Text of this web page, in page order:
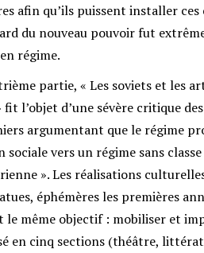
afin qu’ils puissent installer ces
du nouveau pouvoir fut
régime.
partie, « Les soviets et les
l’objet d’une sévère critique
argumentant que le régime
vers un régime sans
». Les réalisations
éphémères les premières
le même objectif : mobiliser et
en cinq sections (théâtre,